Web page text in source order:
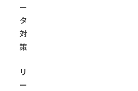
ー
タ
対
策
リ
ー